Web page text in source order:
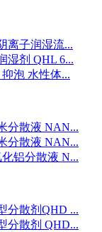
离子润湿流...
湿剂 QHL 6...
泡 水性体...
分散液 NAN...
分散液 NAN...
铝分散液 N...
分散剂QHD ...
分散剂 QHD...